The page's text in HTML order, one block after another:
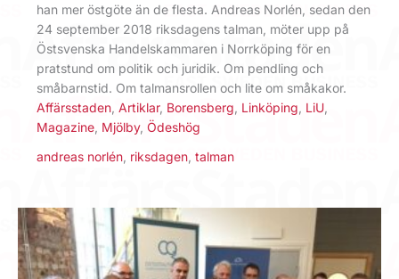
han mer östgöte än de flesta. Andreas Norlén, sedan den
24 september 2018 riksdagens talman, möter upp på
Östsvenska Handelskammaren i Norrköping för en
pratstund om politik och juridik. Om pendling och
småbarnstid. Om talmansrollen och lite om småkakor.
Affärsstaden Artiklar, Borensberg Linköping LiU
Magazine Mjölby, Ödeshög
andreas norlén riksdagen talman